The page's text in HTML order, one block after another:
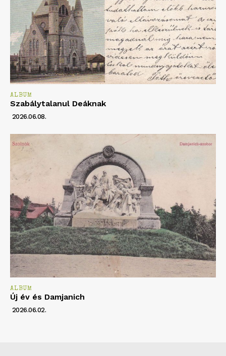
ALBUM
Szabálytalanul Deáknak
2026.06.08.
ALBUM
Új év és Damjanich
2026.06.02.